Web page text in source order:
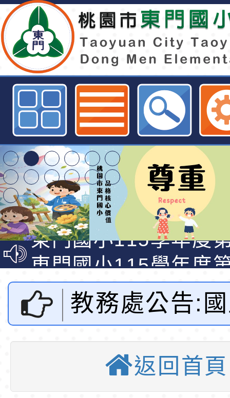
國立海洋科技博物館辦理「海洋素
電子書發表暨工作坊」-桃園市東
桃園市116學年度國
資賦優異學生入學前
東門國小115學年度
梯特教代課教師甄選
公告(尚有缺額)
東門國小115學年度
梯特教代理教師甄選
公告(尚有缺額)
特殊教育學生及幼兒
明手冊(修訂版)與學
說明影片
轉知臺中市政府政風
光城市手牽手，綠能
走」動畫影片
本府115年70歲以上
員健康講座「吃得安
心」，請退休同仁踴
清華光罩教學專業論
動時代中的好老師：
轉環境部「淨零綠領
教務處公告:
科技博物館
洋素養初階
返回首頁